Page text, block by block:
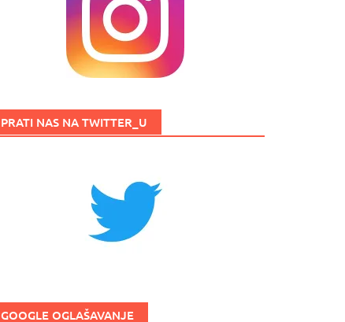
PRATI NAS NA TWITTER_U
GOOGLE OGLAŠAVANJE